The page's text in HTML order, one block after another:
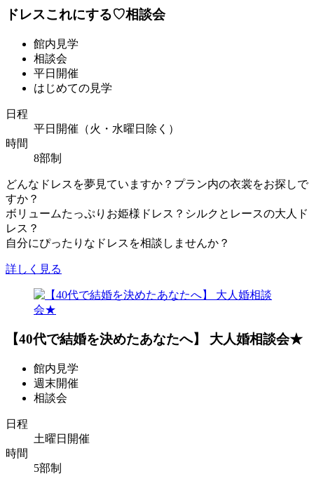
ドレスこれにする♡相談会
館内見学
相談会
平日開催
はじめての見学
日程
平日開催（火・水曜日除く）
時間
8部制
どんなドレスを夢見ていますか？プラン内の衣裳をお探しで
すか？
ボリュームたっぷりお姫様ドレス？シルクとレースの大人ド
レス？
自分にぴったりなドレスを相談しませんか？
詳しく見る
【40代で結婚を決めたあなたへ】 大人婚相談会★
館内見学
週末開催
相談会
日程
土曜日開催
時間
5部制